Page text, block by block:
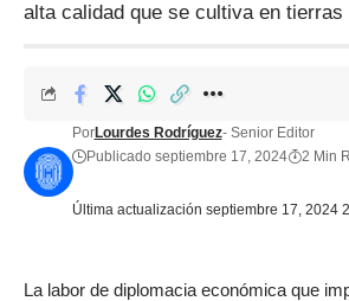
alta calidad que se cultiva en tierras
Última actualización septiembre 17, 2024
PorLourdes Rodríguez- Senior Editor
Publicado septiembre 17, 2024
2 Min
La labor de diplomacia económica que